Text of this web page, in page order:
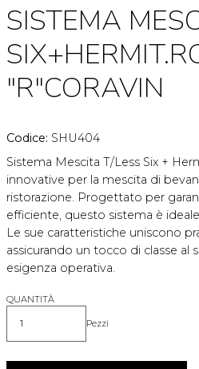
SISTEMA
"R"CORAVIN
Codice: SHU404
Sistema Mescita T/Less Six +
innovative per la mescita di
ristorazione. Progettato per
efficiente, questo sistema è
Le sue caratteristiche uniscono
assicurando un tocco di classe al
esigenza operativa.
QUANTITÀ
Quantità Pezzi